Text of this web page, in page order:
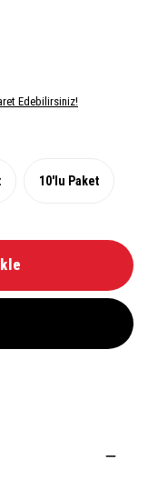
Edebilirsiniz!
10'lu Paket